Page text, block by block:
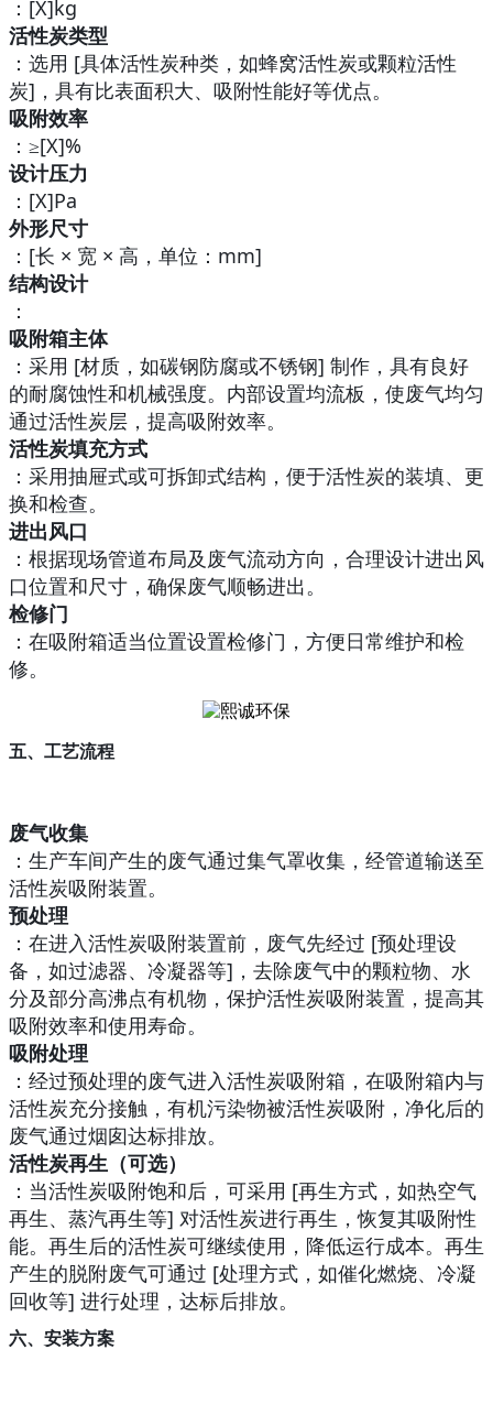
：[X]kg
活性炭类型
：选用 [具体活性炭种类，如蜂窝活性炭或颗粒活性
炭]，具有比表面积大、吸附性能好等优点。
吸附效率
：≥[X]%
设计压力
：[X]Pa
外形尺寸
：[长 × 宽 × 高，单位：mm]
结构设计
：
吸附箱主体
：采用 [材质，如碳钢防腐或不锈钢] 制作，具有良好
的耐腐蚀性和机械强度。内部设置均流板，使废气均匀
通过活性炭层，提高吸附效率。
活性炭填充方式
：采用抽屉式或可拆卸式结构，便于活性炭的装填、更
换和检查。
进出风口
：根据现场管道布局及废气流动方向，合理设计进出风
口位置和尺寸，确保废气顺畅进出。
检修门
：在吸附箱适当位置设置检修门，方便日常维护和检
修。
五、工艺流程
废气收集
：生产车间产生的废气通过集气罩收集，经管道输送至
活性炭吸附装置。
预处理
：在进入活性炭吸附装置前，废气先经过 [预处理设
备，如过滤器、冷凝器等]，去除废气中的颗粒物、水
分及部分高沸点有机物，保护活性炭吸附装置，提高其
吸附效率和使用寿命。
吸附处理
：经过预处理的废气进入活性炭吸附箱，在吸附箱内与
活性炭充分接触，有机污染物被活性炭吸附，净化后的
废气通过烟囱达标排放。
活性炭再生（可选）
：当活性炭吸附饱和后，可采用 [再生方式，如热空气
再生、蒸汽再生等] 对活性炭进行再生，恢复其吸附性
能。再生后的活性炭可继续使用，降低运行成本。再生
产生的脱附废气可通过 [处理方式，如催化燃烧、冷凝
回收等] 进行处理，达标后排放。
六、安装方案